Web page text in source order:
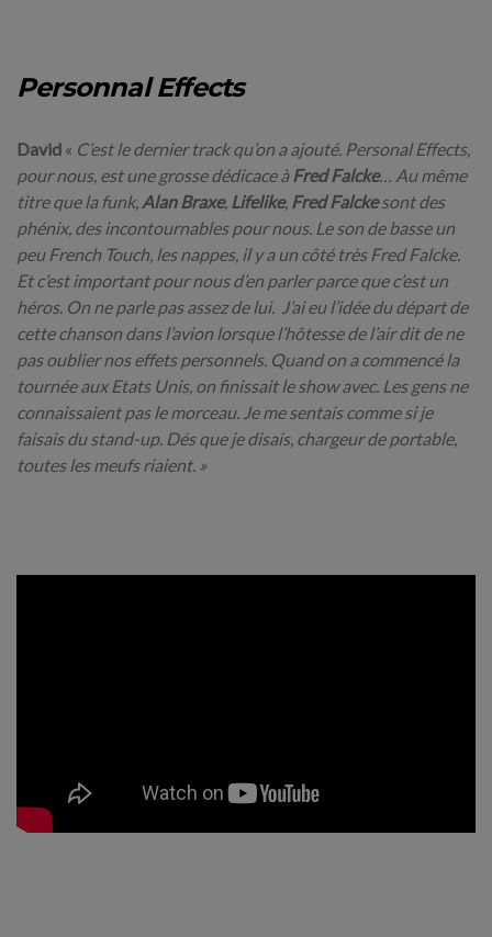
Personnal Effects
David « C’est le dernier track qu’on a ajouté. Personal Effects,
pour nous, est une grosse dédicace à Fred Falcke… Au même
titre que la funk, Alan Braxe, Lifelike, Fred Falckesont des
phénix, des incontournables pour nous. Le son de basse un
peu French Touch, les nappes, il y a un côté très Fred Falcke.
Et c’est important pour nous d’en parler parce que c’est un
héros. On ne parle pas assez de lui. J’ai eu l’idée du départ de
cette chanson dans l’avion lorsque l’hôtesse de l’air dit de ne
pas oublier nos effets personnels. Quand on a commencé la
tournée aux Etats Unis, on finissait le show avec. Les gens ne
connaissaient pas le morceau. Je me sentais comme si je
faisais du stand-up. Dés que je disais, chargeur de portable,
toutes les meufs riaient. »